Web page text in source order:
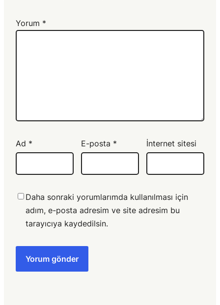
Yorum *
Ad * E-posta * İnternet sitesi
Daha sonraki yorumlarımda kullanılması için
adım, e-posta adresim ve site adresim bu
tarayıcıya kaydedilsin.